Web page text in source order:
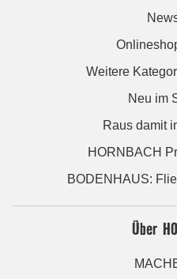
Weitere
Neu im
Raus damit
HORNBACH
BODENHAUS:
Über